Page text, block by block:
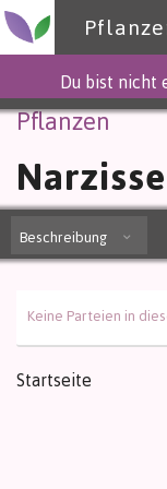
Du bist nicht
Pflanzen
Narzisse
Beschreibung
Keine Parteien in
Startseite